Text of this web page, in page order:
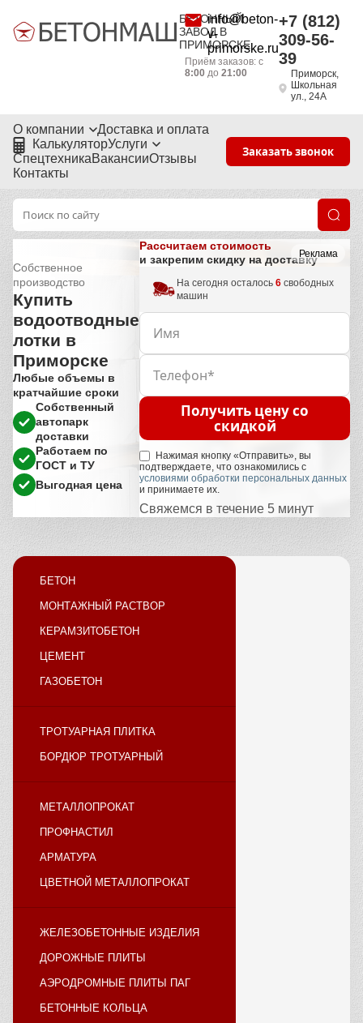
БЕТОННЫЙ
ЗАВОД В
ПРИМОРСКЕ
info@beton-
v-
primorske.ru
Приём заказов: с
8:00 до21:00
+7 (812)
309-56-
39
Приморск,
Школьная
ул., 24А
О компании
Доставка и оплата
КалькуляторУслуги
СпецтехникаВакансииОтзывы
Контакты
Заказать звонок
Реклама
Собственное
производство
Купить
водоотводные
лотки в
Приморске
Любые объемы в
кратчайшие сроки
Собственный
автопарк
доставки
Работаем по
ГОСТ и ТУ
Выгодная цена
Рассчитаем стоимость
и закрепим скидку на доставку
На сегодня осталось 6 свободных
машин
Получить цену со
скидкой
Нажимая кнопку «Отправить», вы
подтверждаете, что ознакомились с
условиями обработки персональных данных
и принимаете их.
Свяжемся в течение 5 минут
БЕТОН
МОНТАЖНЫЙ РАСТВОР
КЕРАМЗИТОБЕТОН
ЦЕМЕНТ
ГАЗОБЕТОН
ТРОТУАРНАЯ ПЛИТКА
БОРДЮР ТРОТУАРНЫЙ
МЕТАЛЛОПРОКАТ
ПРОФНАСТИЛ
АРМАТУРА
ЦВЕТНОЙ МЕТАЛЛОПРОКАТ
ЖЕЛЕЗОБЕТОННЫЕ ИЗДЕЛИЯ
ДОРОЖНЫЕ ПЛИТЫ
АЭРОДРОМНЫЕ ПЛИТЫ ПАГ
БЕТОННЫЕ КОЛЬЦА